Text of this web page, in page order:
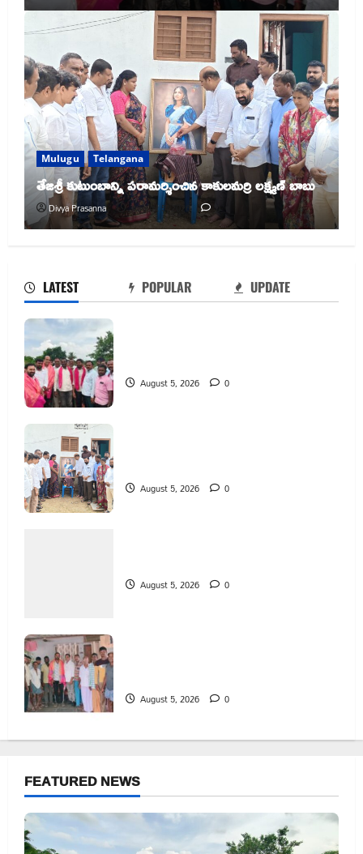
Mulugu Telangana
తేజశ్రీ కుటుంబాన్ని పరామర్శించిన కాకులమర్రి లక్ష్మణ్ బాబు
Divya Prasanna August 5, 2026
LATEST POPULAR UPDATE
August 5, 2026 0
August 5, 2026 0
August 5, 2026 0
August 5, 2026 0
FEATURED NEWS